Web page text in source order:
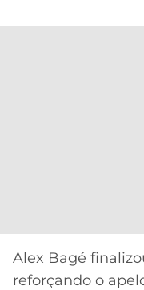
Alex Bagé
reforçando o